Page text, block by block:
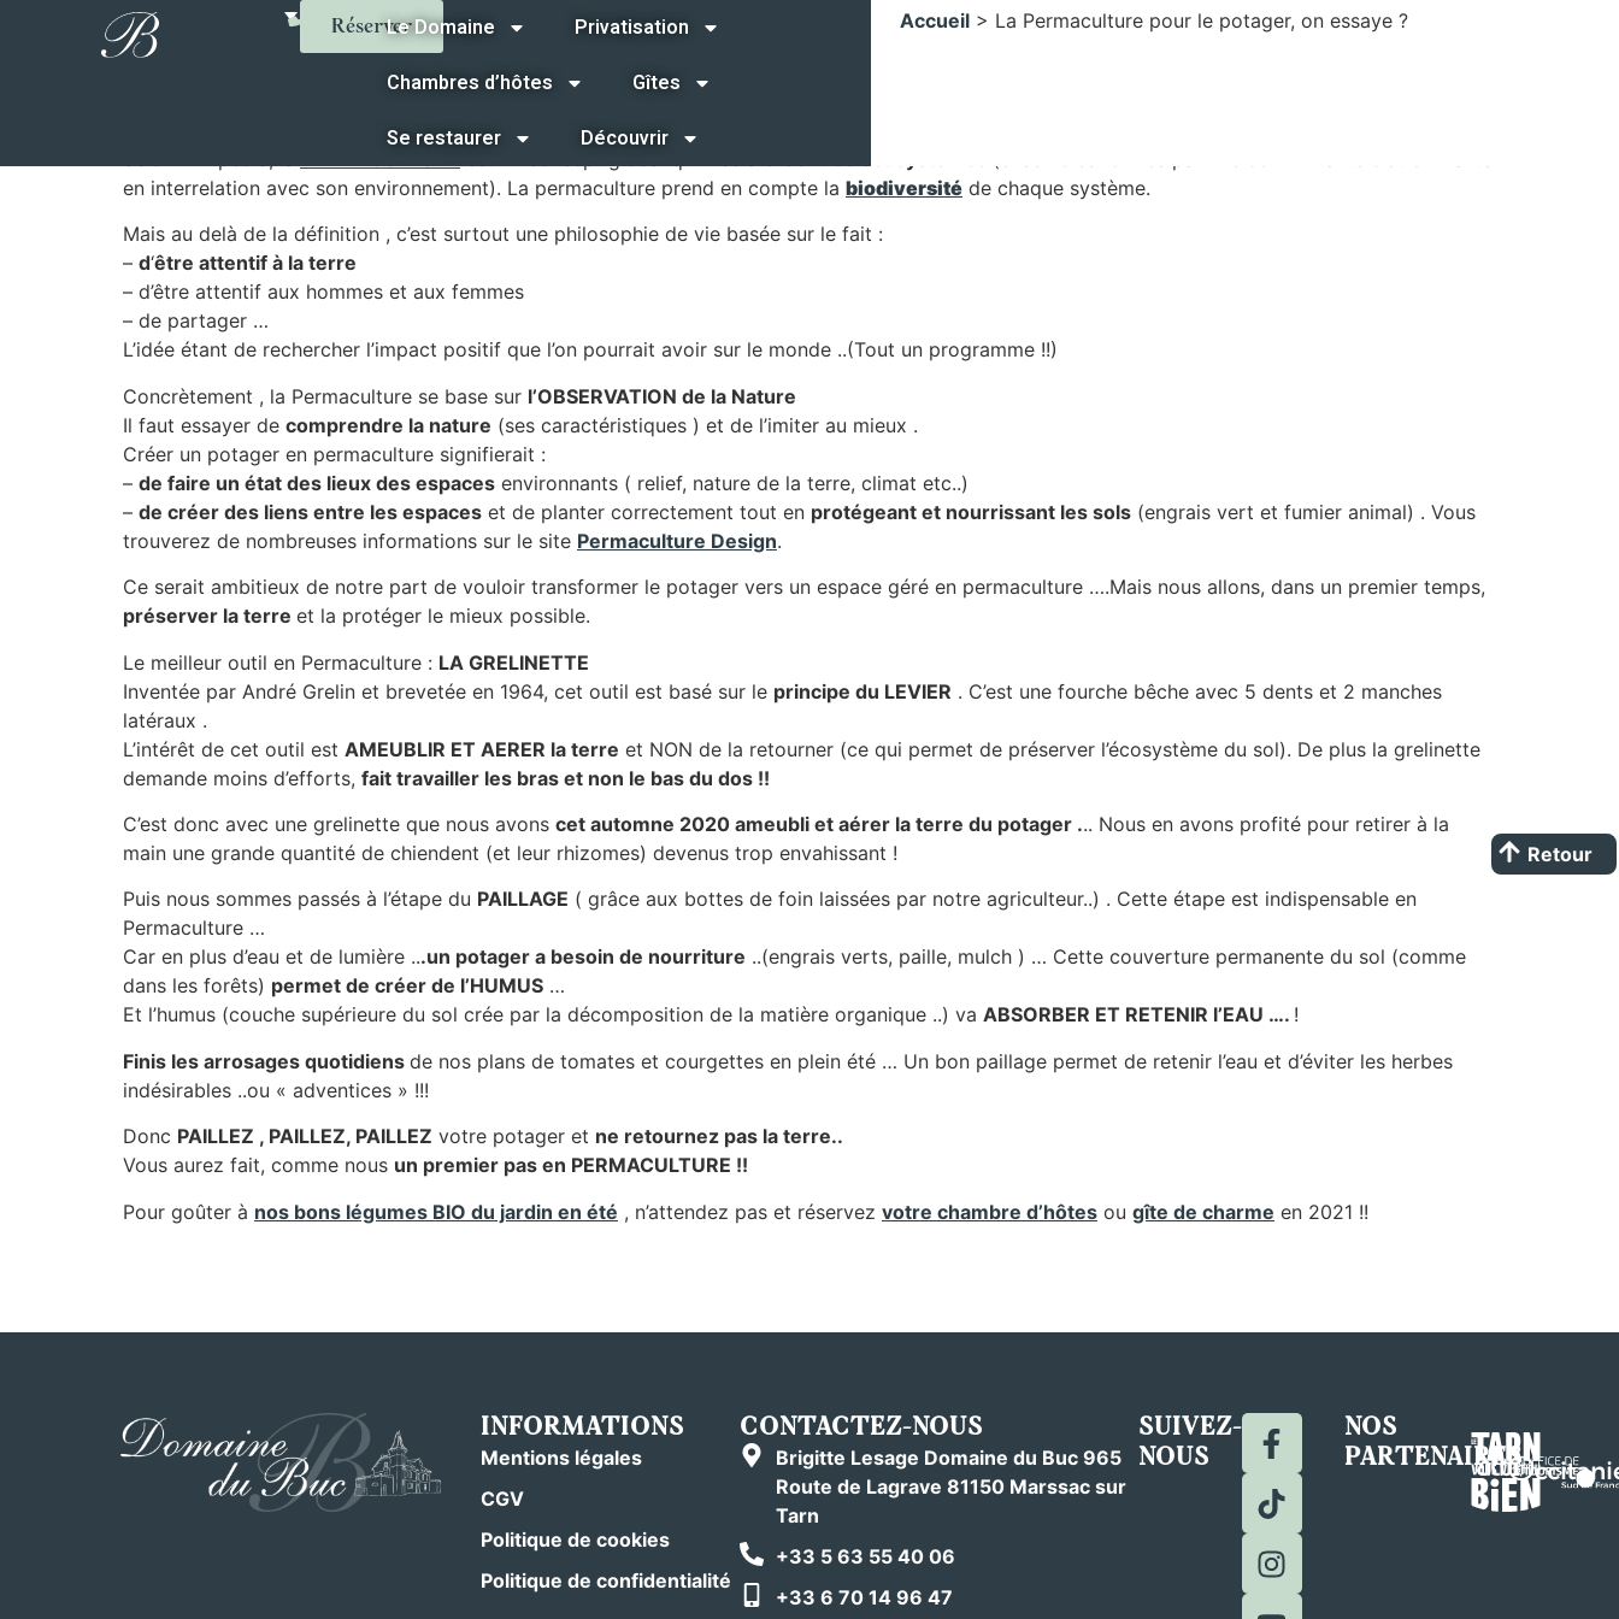
RéserverLe Domaine
Privatisation
Chambres d’hôtes
Gîtes
Se restaurer
Découvrir
Accueil> La Permaculture pour le potager, on essaye ?
La Permaculture pour le potager, on essaye ?
en interrelation avec son environnement). La permaculture prend en compte la biodiversité de chaque système.
Mais au delà de la définition , c’est surtout une philosophie de vie basée sur le fait :
– d‘être attentif à la terre
– d’être attentif aux hommes et aux femmes
– de partager …
L’idée étant de rechercher l’impact positif que l’on pourrait avoir sur le monde ..(Tout un programme !!)
Concrètement , la Permaculture se base sur l’OBSERVATION de la Nature
Il faut essayer de comprendre la nature (ses caractéristiques ) et de l’imiter au mieux .
Créer un potager en permaculture signifierait :
– de faire un état des lieux des espaces environnants ( relief, nature de la terre, climat etc..)
– de créer des liens entre les espaces et de planter correctement tout en protégeant et nourrissant les sols (engrais vert et fumier animal) . Vous
trouverez de nombreuses informations sur le site Permaculture Design.
Ce serait ambitieux de notre part de vouloir transformer le potager vers un espace géré en permaculture ….Mais nous allons, dans un premier temps,
préserver la terre et la protéger le mieux possible.
Le meilleur outil en Permaculture : LA GRELINETTE
Inventée par André Grelin et brevetée en 1964, cet outil est basé sur le principe du LEVIER . C’est une fourche bêche avec 5 dents et 2 manches
latéraux .
L’intérêt de cet outil est AMEUBLIR ET AERER la terre et NON de la retourner (ce qui permet de préserver l’écosystème du sol). De plus la grelinette
demande moins d’efforts, fait travailler les bras et non le bas du dos !!
C’est donc avec une grelinette que nous avons cet automne 2020 ameubli et aérer la terre du potager ... Nous en avons profité pour retirer à la
main une grande quantité de chiendent (et leur rhizomes) devenus trop envahissant !
Puis nous sommes passés à l’étape du PAILLAGE ( grâce aux bottes de foin laissées par notre agriculteur..) . Cette étape est indispensable en
Permaculture …
Car en plus d’eau et de lumière ...un potager a besoin de nourriture ..(engrais verts, paille, mulch ) … Cette couverture permanente du sol (comme
dans les forêts) permet de créer de l’HUMUS …
Et l’humus (couche supérieure du sol crée par la décomposition de la matière organique ..) va ABSORBER ET RETENIR l’EAU …. !
Finis les arrosages quotidiens de nos plans de tomates et courgettes en plein été … Un bon paillage permet de retenir l’eau et d’éviter les herbes
indésirables ..ou « adventices » !!!
Donc PAILLEZ , PAILLEZ, PAILLEZ votre potager et ne retournez pas la terre..
Vous aurez fait, comme nous un premier pas en PERMACULTURE !!
Pour goûter à nos bons légumes BIO du jardin en été , n’attendez pas et réservez votre chambre d’hôtes ou gîte de charme en 2021 !!
Retour
INFORMATIONS
Mentions légales
CGV
Politique de cookies
Politique de confidentialité
CONTACTEZ-NOUS
Brigitte Lesage Domaine du Buc 965
Route de Lagrave 81150 Marssac sur
Tarn
+33 5 63 55 40 06
+33 6 70 14 96 47
SUIVEZ-
NOUS
NOS
PARTENAIRES